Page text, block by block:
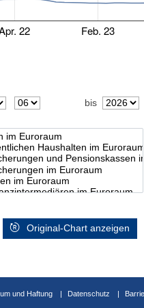
22 Feb. 23
bis
Original-Chart anzeigen
und Haftung Datenschutz